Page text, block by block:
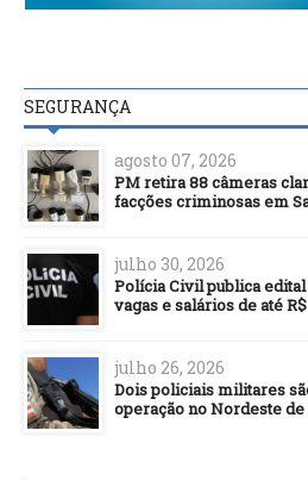
SEGURANÇA
agosto 07, 2026
PM retira 88 câmeras
facções criminosas em
julho 30, 2026
Polícia Civil publica
vagas e salários de até
julho 26, 2026
Dois policiais militares
operação no Nordeste